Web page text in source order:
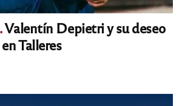
Valentín Depietri y su deseo
Talleres